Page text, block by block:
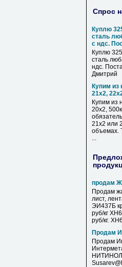
Спрос
Куплю
сталь
с ндс.
Куплю
сталь
ндс.
Дмитрий
Купим из
21х2,
Купим из
20х2,
21х2 или
объемах.
...
продам
Продам
лист,
ЭИ437Б
руб/кг
руб/кг.
Продам
Продам
НИТИНОЛ